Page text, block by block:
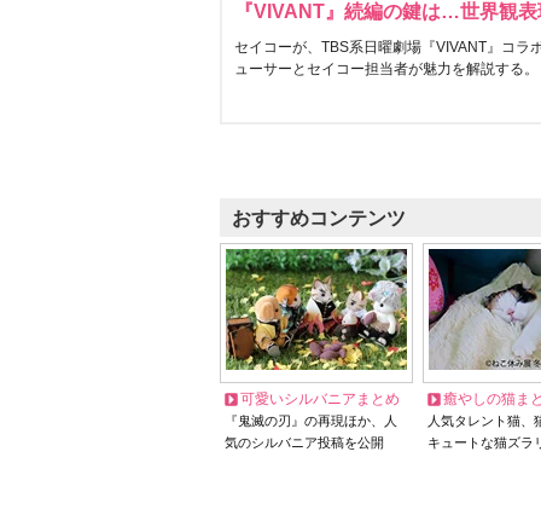
『VIVANT』続編の鍵は…世界観
セイコーが、TBS系日曜劇場『VIVANT』コラ
ューサーとセイコー担当者が魅力を解説する。
おすすめコンテンツ
可愛いシルバニアまとめ
『鬼滅の刃』の再現ほか、人
気のシルバニア投稿を公開
癒やしの猫ま
人気タレント猫
キュートな猫ズラ